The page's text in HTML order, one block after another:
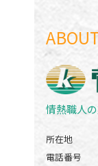
情熱職人
所在地
電話番号